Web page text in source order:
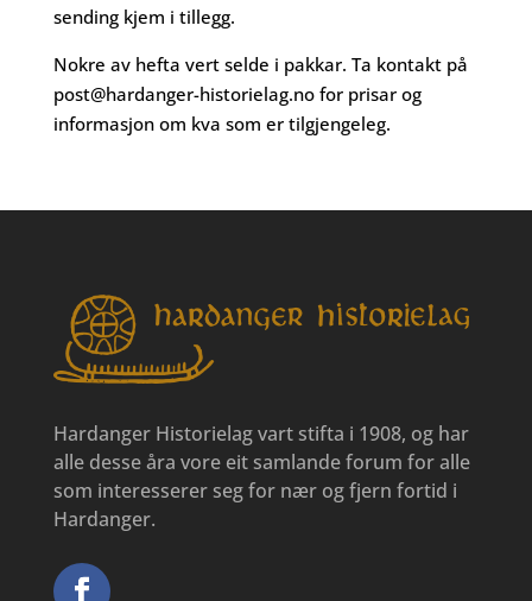
sending kjem i tillegg.
Nokre av hefta vert selde i pakkar. Ta kontakt på
post@hardanger-historielag.nofor prisar og
informasjon om kva som er tilgjengeleg.
Hardanger Historielag vart stifta i 1908, og har
alle desse åra vore eit samlande forum for alle
som interesserer seg for nær og fjern fortid i
Hardanger.